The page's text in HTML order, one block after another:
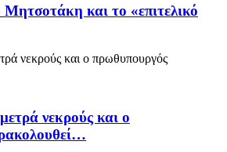
και το «επιτελικό
νεκρούς και ο